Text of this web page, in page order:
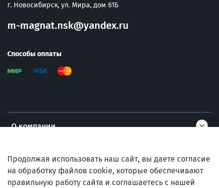
О компании
Информация
Помощь
г. Новосибирск, ул. Мира, дом 61Б
m-magnat.nsk@yandex.ru
Способы оплаты
Продолжая использовать наш сайт, вы даете согласие
на обработку файлов cookie, которые обеспечивают
правильную работу сайта и соглашаетесь с нашей